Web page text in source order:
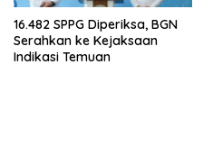
16.482 SPPG Diperiksa, BGN
Serahkan ke Kejaksaan
Indikasi Temuan